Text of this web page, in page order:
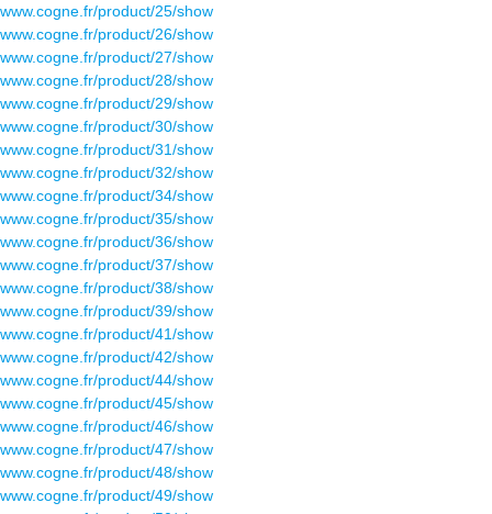
www.cogne.fr/product/25/show
www.cogne.fr/product/26/show
www.cogne.fr/product/27/show
www.cogne.fr/product/28/show
www.cogne.fr/product/29/show
www.cogne.fr/product/30/show
www.cogne.fr/product/31/show
www.cogne.fr/product/32/show
www.cogne.fr/product/34/show
www.cogne.fr/product/35/show
www.cogne.fr/product/36/show
www.cogne.fr/product/37/show
www.cogne.fr/product/38/show
www.cogne.fr/product/39/show
www.cogne.fr/product/41/show
www.cogne.fr/product/42/show
www.cogne.fr/product/44/show
www.cogne.fr/product/45/show
www.cogne.fr/product/46/show
www.cogne.fr/product/47/show
www.cogne.fr/product/48/show
www.cogne.fr/product/49/show